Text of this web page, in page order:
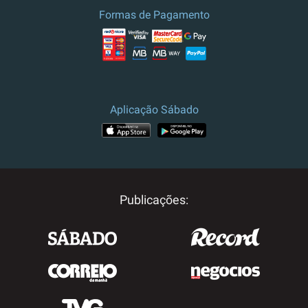
Formas de Pagamento
Aplicação Sábado
Publicações: